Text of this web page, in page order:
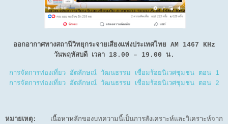
ออกอากาศทางสถานีวิทยุกระจายเสียงแห่งประเทศไทย AM 1467 KHz
วันพฤหัสบดี เวลา 18.00 – 19.00 น.
การจัดการท่องเที่ยว อัตลักษณ์ วัฒนธรรม เชื่อมร้อยนิเวศชุมชน ตอน 1
การจัดการท่องเที่ยว อัตลักษณ์ วัฒนธรรม เชื่อมร้อยนิเวศชุมชน ตอน 2
หมายเหตุ:
เนื้อหาหลักของบทความนี้เป็นการสังเคราะห์และวิเคราะห์จาก